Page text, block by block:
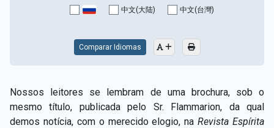
中文(大陆) 中文(台灣)
Comparar Idiomas
Nossos leitores se lembram de uma brochura, sob o
mesmo título, publicada pelo Sr. Flammarion, da qual
demos notícia, com o merecido elogio, naRevista Espírita